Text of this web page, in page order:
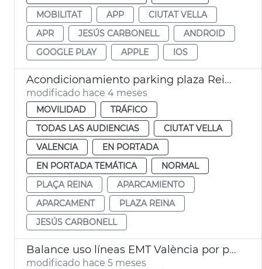
MOBILITAT
APP
CIUTAT VELLA
APR
JESÚS CARBONELL
ANDROID
GOOGLE PLAY
APPLE IOS
Acondicionamiento parking plaza Reina València
modificado hace 4 meses
MOVILIDAD
TRÁFICO
TODAS LAS AUDIENCIAS
CIUTAT VELLA
VALENCIA
EN PORTADA
EN PORTADA TEMÁTICA
NORMAL
PLAÇA REINA
APARCAMIENTO
APARCAMENT
PLAZA REINA
JESÚS CARBONELL
Balance uso líneas EMT València por plaza Ayuntamiento
modificado hace 5 meses